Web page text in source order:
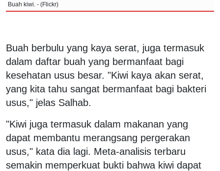
Buah kiwi. - (Flickr)
Buah berbulu yang kaya serat, juga termasuk
dalam daftar buah yang bermanfaat bagi
kesehatan usus besar. "Kiwi kaya akan serat,
yang kita tahu sangat bermanfaat bagi bakteri
usus," jelas Salhab.
"Kiwi juga termasuk dalam makanan yang
dapat membantu merangsang pergerakan
usus," kata dia lagi. Meta-analisis terbaru
semakin memperkuat bukti bahwa kiwi dapat